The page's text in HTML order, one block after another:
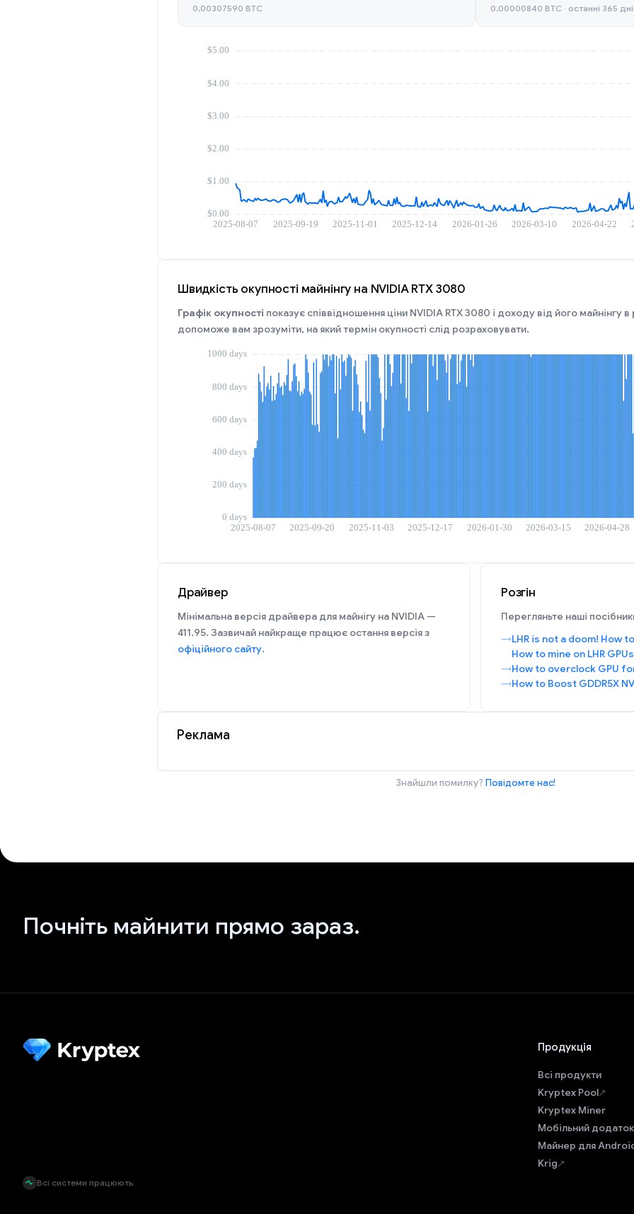
0,00307590 BTC 0,00000840 BTC · останні 365
Швидкість окупності майнінгу на NVIDIA RTX 3080
Графік окупності показує співвідношення ціни NVIDIA RTX 3080 і доходу від його майнінгу в
допоможе вам зрозуміти, на який термін окупності слід розраховувати.
Драйвер
Мінімальна версія драйвера для майнігу на NVIDIA —
411.95. Зазвичай найкраще працює остання версія з
офіційного сайту.
Розгін
Перегляньте наші
LHR is not a doom! How
How to mine on LHR
How to overclock GPU
How to Boost GDDR5X
Реклама
Знайшли помилку? Повідомте нас!
Почніть майнити прямо зараз.
Всі системи працюють
Продукція
Всі продукти
Kryptex Pool
Kryptex Miner
Мобільний додаток
Майнер для
Krig